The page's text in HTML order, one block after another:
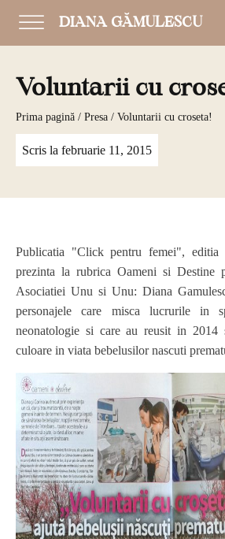
DIANA GĂMULESCU
Voluntarii cu
Prima pagină / Presa / Voluntarii cu croseta!
Scris la februarie 11, 2015
Publicatia "Click pentru femei",
prezinta la rubrica Oameni si Destine
Asociatiei Unu si Unu: Diana
personajele care misca lucrurile in
neonatologie si care au reusit in 2014
culoare in viata bebelusilor nascuti